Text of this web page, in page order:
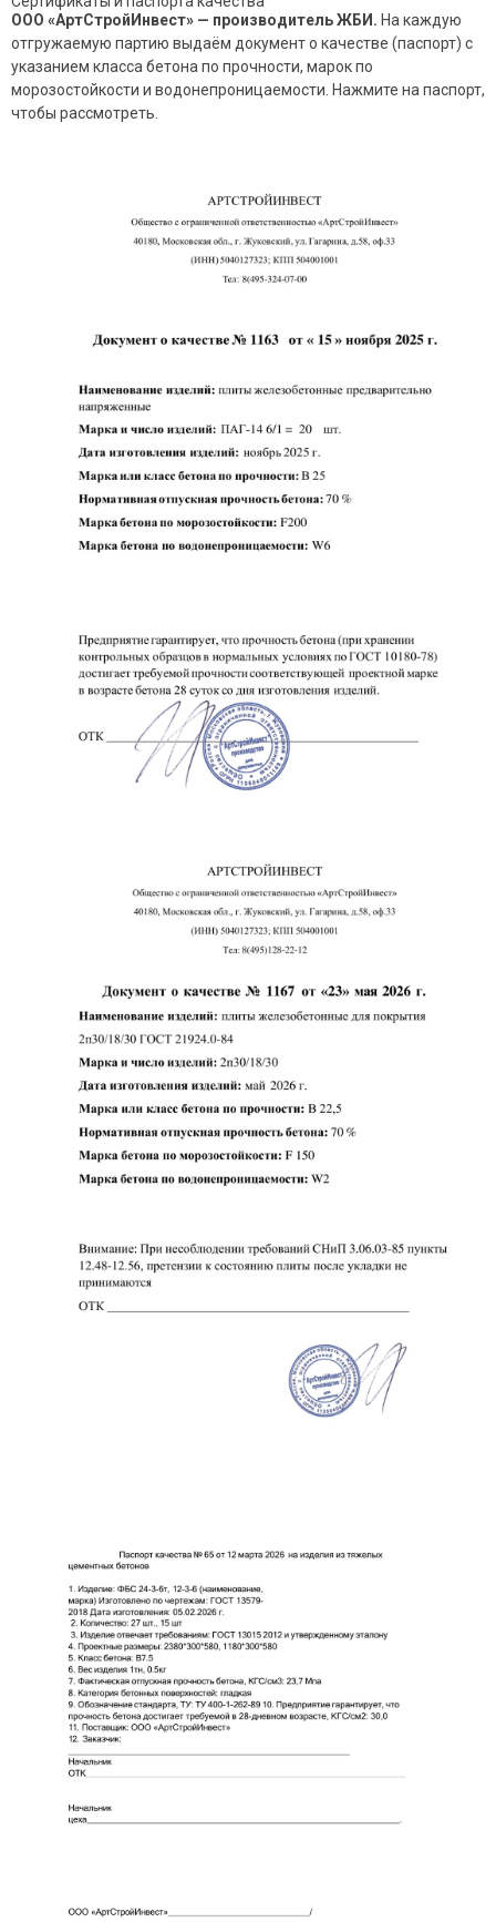
ООО «АртСтройИнвест» — производитель ЖБИ. На каждую
отгружаемую партию выдаём документ о качестве (паспорт) с
указанием класса бетона по прочности, марок по
морозостойкости и водонепроницаемости. Нажмите на паспорт,
чтобы рассмотреть.